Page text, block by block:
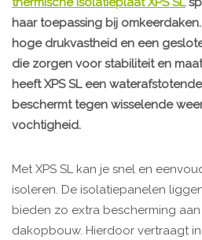
haar toepassing bij
hoge drukvastheid en een
die zorgen voor stabiliteit en
heeft XPS SL een
beschermt tegen wisselende
vochtigheid.
Met XPS SL kan je snel en
isoleren. De isolatiepanelen
bieden zo extra bescherming
dakopbouw. Hierdoor vertraagt